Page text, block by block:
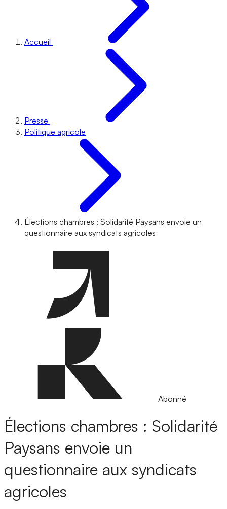
Accueil
Presse
Politique agricole
Élections chambres : Solidarité Paysans envoie un
questionnaire aux syndicats agricoles
Abonné
Élections chambres : Solidarité
Paysans envoie un
questionnaire aux syndicats
agricoles